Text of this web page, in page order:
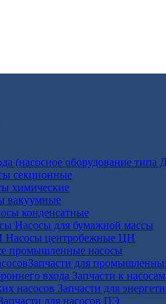
секционные
химические
вакуумные
конденсатные
Насосы для бумажной массы
Насосы центробежные ЦН
промышленные насосы
Запчасти для
Запчасти к
Запчасти для
для насосов ПЭ